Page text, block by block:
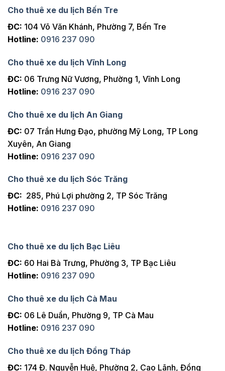
Cho thuê xe du lịch Bến Tre
ĐC: 104 Võ Văn Khánh, Phường 7, Bến Tre
Hotline: 0916 237 090
Cho thuê xe du lịch Vĩnh Long
ĐC: 06 Trưng Nữ Vương, Phường 1, Vĩnh Long
Hotline: 0916 237 090
Cho thuê xe du lịch An Giang
ĐC: 07 Trần Hưng Đạo, phường Mỹ Long, TP Long
Xuyên, An Giang
Hotline: 0916 237 090
Cho thuê xe du lịch Sóc Trăng
ĐC: 285, Phú Lợi phường 2, TP Sóc Trăng
Hotline: 0916 237 090
Cho thuê xe du lịch Bạc Liêu
ĐC: 60 Hai Bà Trưng, Phường 3, TP Bạc Liêu
Hotline: 0916 237 090
Cho thuê xe du lịch Cà Mau
ĐC: 06 Lê Duẩn, Phường 9, TP Cà Mau
Hotline: 0916 237 090
Cho thuê xe du lịch Đồng Tháp
ĐC: 174 Đ. Nguyễn Huệ, Phường 2, Cao Lãnh, Đồng